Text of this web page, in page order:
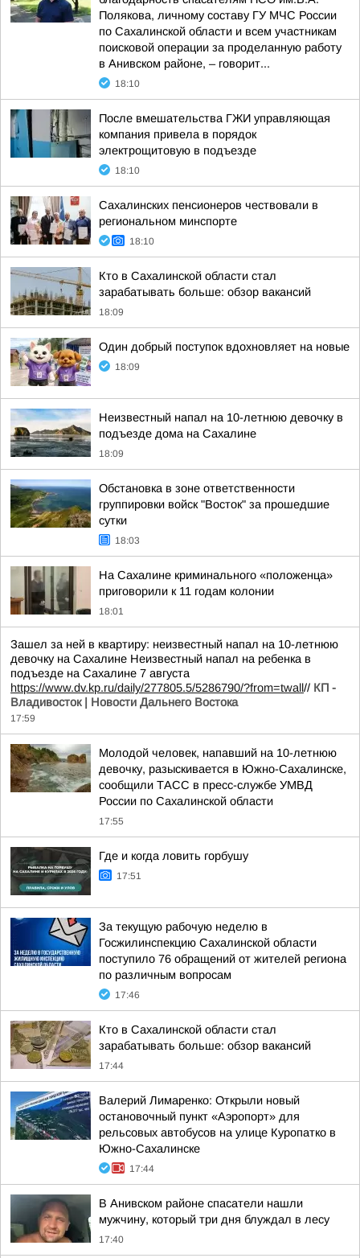
Полякова, личному составу ГУ МЧС России
по Сахалинской области и всем участникам
поисковой операции за проделанную работу
в Анивском районе, – говорит...
18:10
После вмешательства ГЖИ управляющая
компания привела в порядок
электрощитовую в подъезде
18:10
Сахалинских пенсионеров чествовали в
региональном минспорте
18:10
Кто в Сахалинской области стал
зарабатывать больше: обзор вакансий
18:09
Один добрый поступок вдохновляет на новые
18:09
Неизвестный напал на 10-летнюю девочку в
подъезде дома на Сахалине
18:09
Обстановка в зоне ответственности
группировки войск "Восток" за прошедшие
сутки
18:03
На Сахалине криминального «положенца»
приговорили к 11 годам колонии
18:01
Зашел за ней в квартиру: неизвестный напал на 10-летнюю
девочку на Сахалине Неизвестный напал на ребенка в
подъезде на Сахалине 7 августа
https://www.dv.kp.ru/daily/277805.5/5286790/?from=twall// КП -
Владивосток | Новости Дальнего Востока
17:59
Молодой человек, напавший на 10-летнюю
девочку, разыскивается в Южно-Сахалинске,
сообщили ТАСС в пресс-службе УМВД
России по Сахалинской области
17:55
Где и когда ловить горбушу
17:51
За текущую рабочую неделю в
Госжилинспекцию Сахалинской области
поступило 76 обращений от жителей региона
по различным вопросам
17:46
Кто в Сахалинской области стал
зарабатывать больше: обзор вакансий
17:44
Валерий Лимаренко: Открыли новый
остановочный пункт «Аэропорт» для
рельсовых автобусов на улице Куропатко в
Южно-Сахалинске
17:44
В Анивском районе спасатели нашли
мужчину, который три дня блуждал в лесу
17:40